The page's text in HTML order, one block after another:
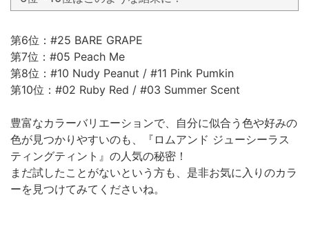
第6位：#25 BARE GRAPE
第7位：#05 Peach Me
第8位：#10 Nudy Peanut / #11 Pink Pumkin
第10位：#02 Ruby Red / #03 Summer Scent
豊富なカラーバリエーションで、自分に似合う色や好みの
色が見つかりやすいのも、『ロムアンド ジューシーラス
ティングティント』の人気の秘密！
まだ試したことがないという方も、是非お気に入りのカラ
ーを見つけてみてくださいね。